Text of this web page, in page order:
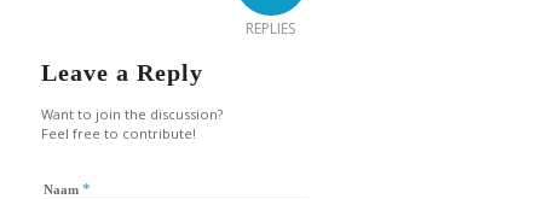
REPLIES
Leave a Reply
Want to join the discussion?
Feel free to contribute!
Naam *